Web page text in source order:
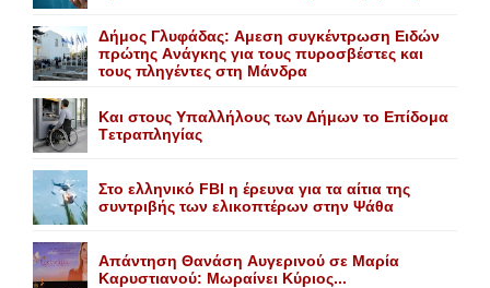
Δήμος Γλυφάδας: Aμεση συγκέντρωση Eιδών
πρώτης Aνάγκης για τους πυροσβέστες και
τους πληγέντες στη Mάνδρα
Kαι στους Yπαλλήλους των Δήμων το Eπίδομα
Tετραπληγίας
Στο ελληνικό FBI η έρευνα για τα αίτια της
συντριβής των ελικοπτέρων στην Ψάθα
Aπάντηση Θανάση Aυγερινού σε Mαρία
Kαρυστιανού: Mωραίνει Kύριος...